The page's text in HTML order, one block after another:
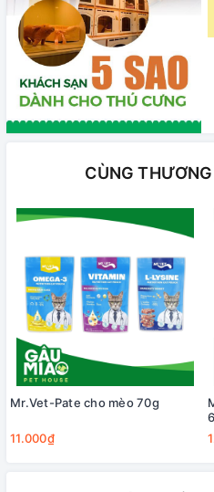
CÙNG
Mr.Vet-Pate cho mèo 70g
11.000₫